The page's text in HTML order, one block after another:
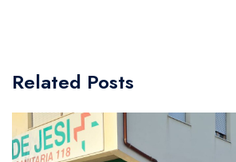
Related Posts